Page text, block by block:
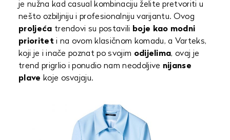
je nužna kad casual kombinaciju želite pretvoriti u
nešto ozbiljniju i profesionalniju varijantu. Ovog
proljeća trendovi su postavili boje kao modni
prioriteti na ovom klasičnom komadu, a Varteks,
koji je i inače poznat po svojim odijelima, ovaj je
trend prigrlio i ponudio nam neodoljive nijanse
plave koje osvajaju.